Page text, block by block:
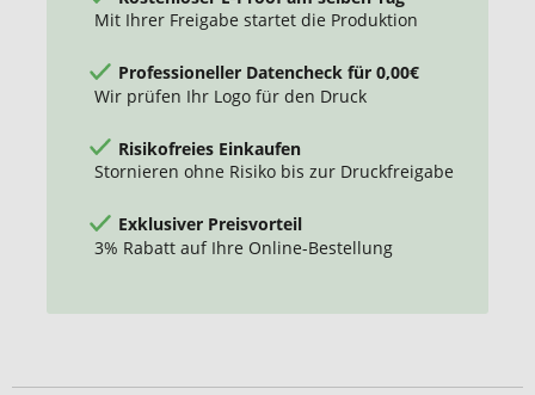
Mit Ihrer Freigabe startet die Produktion
Professioneller Datencheck für 0,00€
Wir prüfen Ihr Logo für den Druck
Risikofreies Einkaufen
Stornieren ohne Risiko bis zur Druckfreigabe
Exklusiver Preisvorteil
3% Rabatt auf Ihre Online-Bestellung